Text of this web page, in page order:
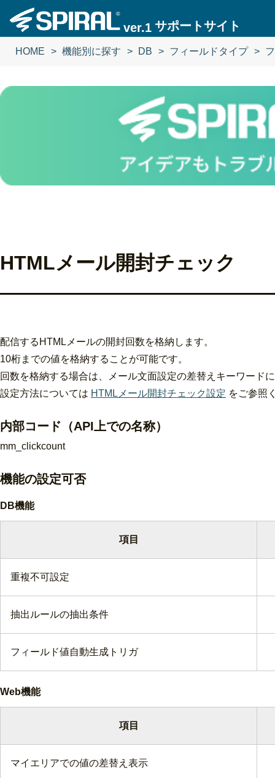
ver.1 サポートサイト
HOME 機能別に探す DB フィールドタイプ
HTMLメール開封チェック
配信するHTMLメールの開封回数を格納します。
10桁までの値を格納することが可能です。
回数を格納する場合は、メール文面設定の差替えキーワード
設定方法については HTMLメール開封チェック設定 をご参照
内部コード（API上での名称）
mm_clickcount
機能の設定可否
DB機能
項目
重複不可設定
抽出ルールの抽出条件
フィールド値自動生成トリガ
Web機能
項目
マイエリアでの値の差替え表示